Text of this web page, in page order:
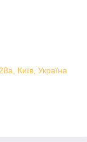
Київ, Україна